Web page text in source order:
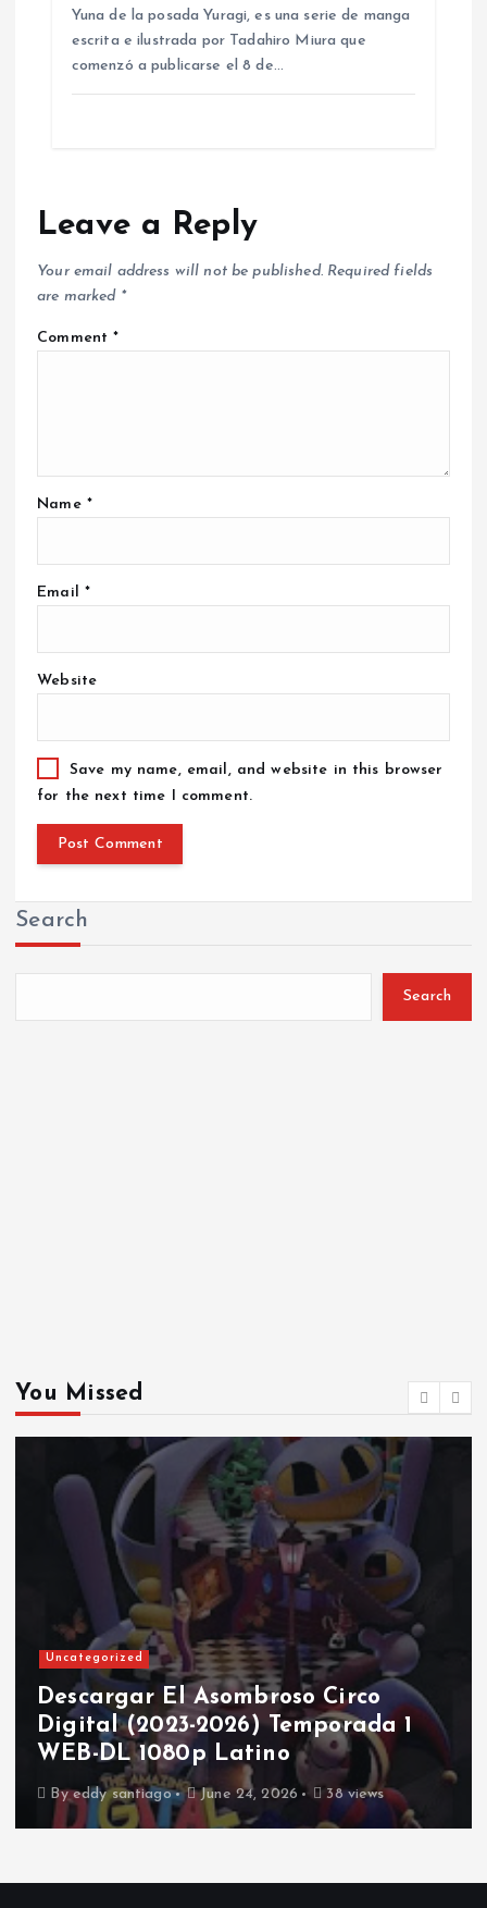
Yuna de la posada Yuragi​, es una serie de manga
escrita e ilustrada por Tadahiro Miura que
comenzó a publicarse el 8 de…
Leave a Reply
Your email address will not be published. Required fields
are marked *
Comment*
Name *
Email *
Website
Save my name, email, and website in this browser
for the next time I comment.
Search
Search
You Missed
Uncategorized
Descargar El Asombroso Circo
Digital (2023-2026) Temporada 1
WEB-DL 1080p Latino
Byeddy santiago June 24, 2026 38 views